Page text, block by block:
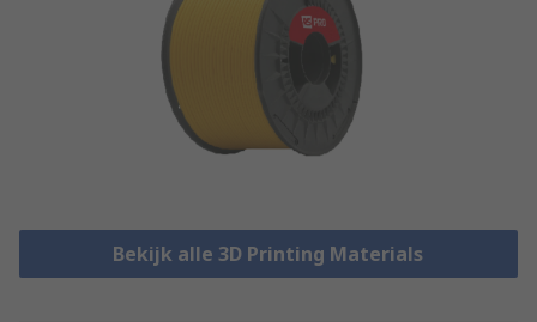
Bekijk alle 3D Printing Materials